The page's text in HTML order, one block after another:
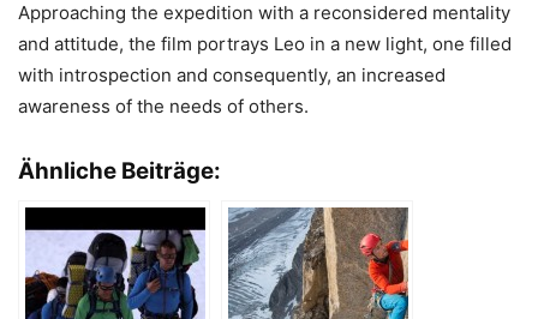
Approaching the expedition with a reconsidered mentality
and attitude, the film portrays Leo in a new light, one filled
with introspection and consequently, an increased
awareness of the needs of others.
Ähnliche Beiträge: